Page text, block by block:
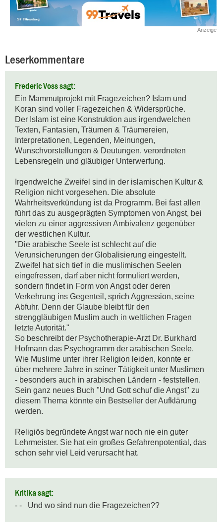
Anzeige
Leserkommentare
Frederic Voss sagt:
Ein Mammutprojekt mit Fragezeichen? Islam und
Koran sind voller Fragezeichen & Widersprüche.
Der Islam ist eine Konstruktion aus irgendwelchen
Texten, Fantasien, Träumen & Träumereien,
Interpretationen, Legenden, Meinungen,
Wunschvorstellungen & Deutungen, verordneten
Lebensregeln und gläubiger Unterwerfung.
Irgendwelche Zweifel sind in der islamischen Kultur &
Religion nicht vorgesehen. Die absolute
Wahrheitsverkündung ist da Programm. Bei fast allen
führt das zu ausgeprägten Symptomen von Angst, bei
vielen zu einer aggressiven Ambivalenz gegenüber
der westlichen Kultur.
"Die arabische Seele ist schlecht auf die
Verunsicherungen der Globalisierung eingestellt.
Zweifel hat sich tief in die muslimischen Seelen
eingefressen, darf aber nicht formuliert werden,
sondern findet in Form von Angst oder deren
Verkehrung ins Gegenteil, sprich Aggression, seine
Abfuhr. Denn der Glaube bleibt für den
strenggläubigen Muslim auch in weltlichen Fragen
letzte Autorität."
So beschreibt der Psychotherapie-Arzt Dr. Burkhard
Hofmann das Psychogramm der arabischen Seele.
Wie Muslime unter ihrer Religion leiden, konnte er
über mehrere Jahre in seiner Tätigkeit unter Muslimen
- besonders auch in arabischen Ländern - feststellen.
Sein ganz neues Buch "Und Gott schuf die Angst" zu
diesem Thema könnte ein Bestseller der Aufklärung
werden.
Religiös begründete Angst war noch nie ein guter
Lehrmeister. Sie hat ein großes Gefahrenpotential, das
schon sehr viel Leid verursacht hat.
Kritika sagt:
- -   Und wo sind nun die Fragezeichen??